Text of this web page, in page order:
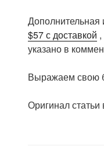
$57 с доставкой
указано в
Выражаем свою
Оригинал